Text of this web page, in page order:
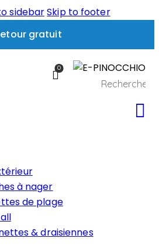
sidebarSkip to footer
gratuit
0
à nager
de plage
& draisiennes